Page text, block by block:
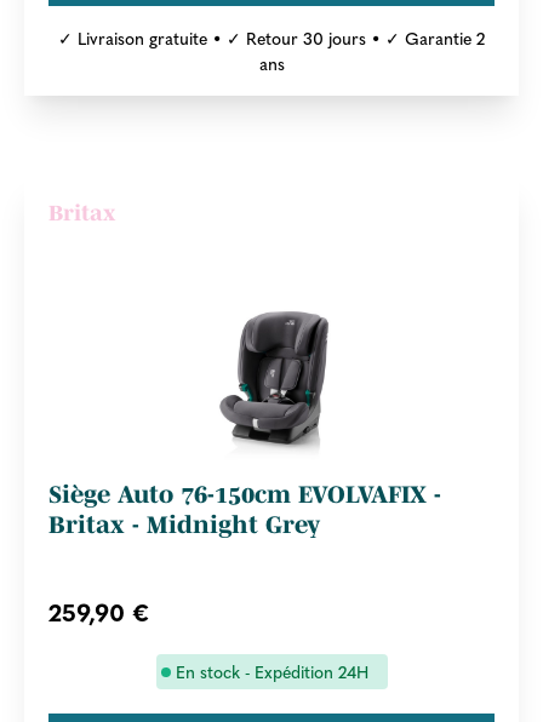
✓ Livraison gratuite • ✓ Retour 30 jours • ✓ Garantie 2
ans
Britax
Siège Auto 76-150cm EVOLVAFIX -
Britax - Midnight Grey
259,90 €
En stock - Expédition 24H